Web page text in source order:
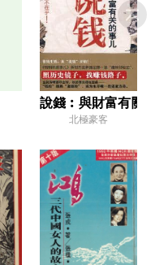
十七、「你要我們的孩子變成黑五類嗎？」 ——父母進退兩難（一九六六年八月—十月）
十八、「特大喜訊」 ——進京朝聖（一九六六年十月—十二月）
十九、「欲加之罪，何患無辭」 ——父母受折磨（一九六六年十二月—一九六七年）
二十、「我不出賣靈魂」 ——父親被捕（一九六七—一九六八年）
二十二、「勞動改造」 ——到喜馬拉雅山邊去（一九六九年一月—六月）
二十三、「書讀得越多越蠢」 ——我當農民，也當赤腳醫生（一九六九年六月—一九七一年）
二十四、「容我朝暮謝過，以贖前愆」 ——我父母在幹校（一九六九—一九七二年）
說錢︰與財富有關
北極豪客